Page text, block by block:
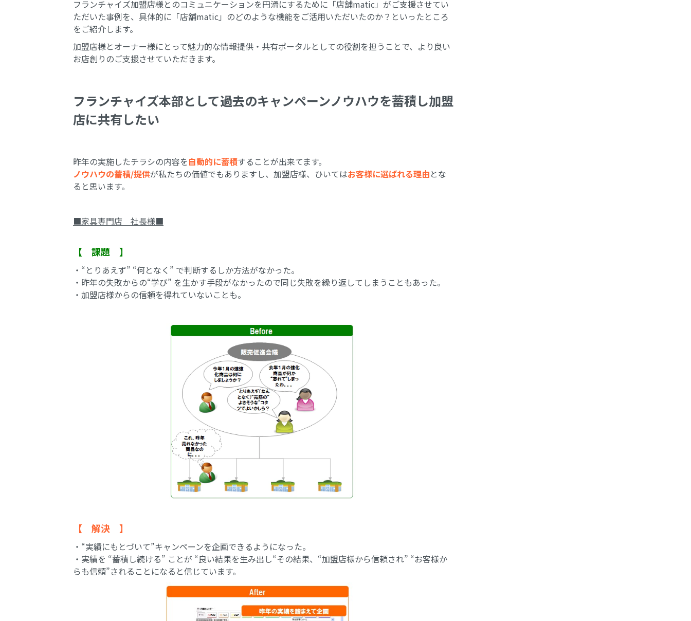
フランチャイズ加盟店様とのコミュニケーションを円滑にするために「店舗matic」がご支援させてい
ただいた事例を、具体的に「店舗matic」のどのような機能をご活用いただいたのか？といったところ
をご紹介します。
加盟店様とオーナー様にとって魅力的な情報提供・共有ポータルとしての役割を担うことで、より良い
お店創りのご支援させていただきます。
フランチャイズ本部として過去のキャンペーンノウハウを蓄積し加盟
店に共有したい
昨年の実施したチラシの内容を自動的に蓄積することが出来てます。
ノウハウの蓄積/提供が私たちの価値でもありますし、加盟店様、ひいてはお客様に選ばれる理由とな
ると思います。
■家具専門店 社長様■
【 課題 】
・“とりあえず” “何となく” で判断するしか方法がなかった。
・昨年の失敗からの“学び” を生かす手段がなかったので同じ失敗を繰り返してしまうこともあった。
・加盟店様からの信頼を得れていないことも。
【 解決 】
・“実績にもとづいて”キャンペーンを企画できるようになった。
・実績を “蓄積し続ける” ことが “良い結果を生み出し“その結果、“加盟店様から信頼され” “お客様か
らも信頼”されることになると信じています。